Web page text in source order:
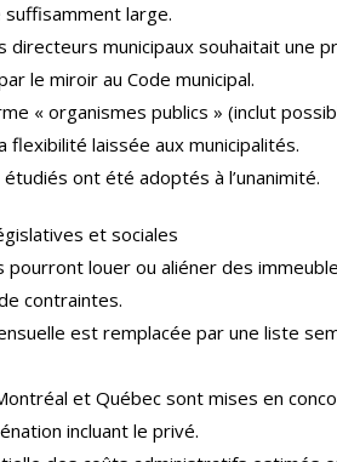
large.
directeurs municipaux souhaitait une
le miroir au Code municipal.
« organismes publics » (inclut
flexibilité laissée aux municipalités.
ont été adoptés à l’unanimité.
et sociales
pourront louer ou aliéner des
contraintes.
est remplacée par une liste
et Québec sont mises en
incluant le privé.